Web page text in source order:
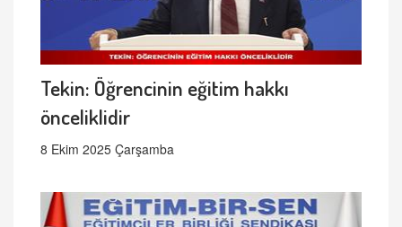
Tekin: Öğrencinin eğitim hakkı
önceliklidir
8 Ekim 2025 Çarşamba